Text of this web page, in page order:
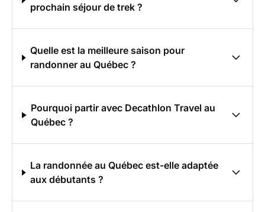
prochain séjour de trek ?
Quelle est la meilleure saison pour
randonner au Québec ?
Pourquoi partir avec Decathlon Travel au
Québec ?
La randonnée au Québec est-elle adaptée
aux débutants ?